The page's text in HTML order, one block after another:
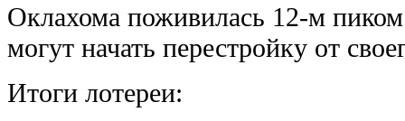
Оклахома поживилась 12-м
могут начать перестройку от
Итоги лотереи: